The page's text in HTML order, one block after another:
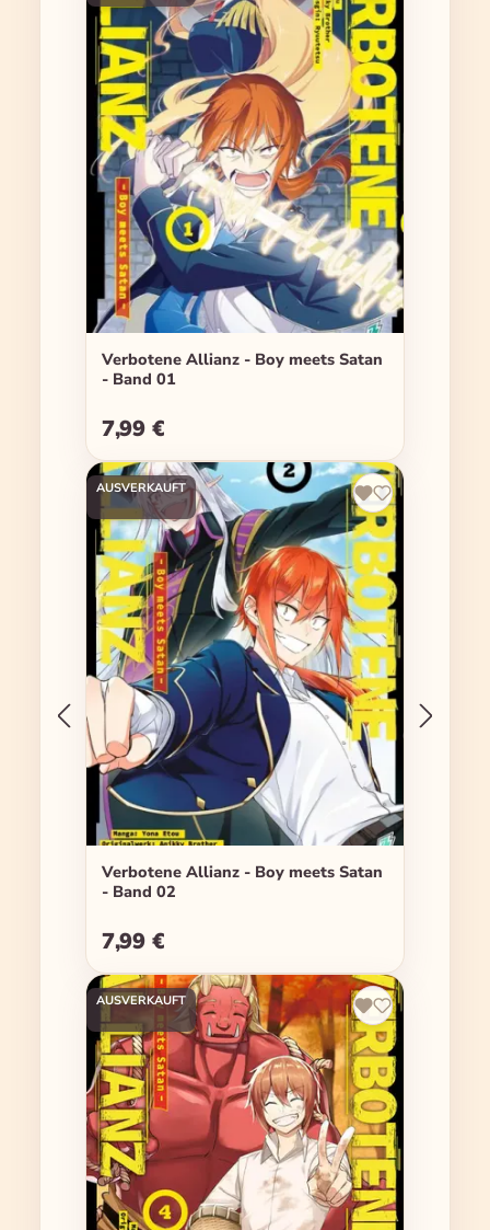
Verbotene Allianz - Boy meets Satan
- Band 01
Regulärer Preis:
7,99 €
AUSVERKAUFT
Verbotene Allianz - Boy meets Satan
- Band 02
Regulärer Preis:
7,99 €
AUSVERKAUFT